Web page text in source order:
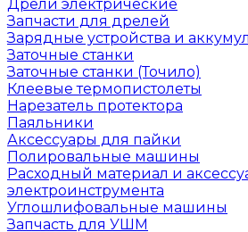
Дрели электрические
Запчасти для дрелей
Зарядные устройства и
Заточные станки
Заточные станки (Точило)
Клеевые термопистолеты
Нарезатель протектора
Паяльники
Аксессуары для пайки
Полировальные машины
Расходный материал и
электроинструмента
Углошлифовальные машины
Запчасть для УШМ